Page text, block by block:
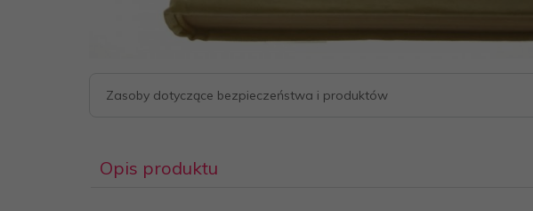
Zasoby dotyczące bezpieczeństwa i produktów
Opis produktu